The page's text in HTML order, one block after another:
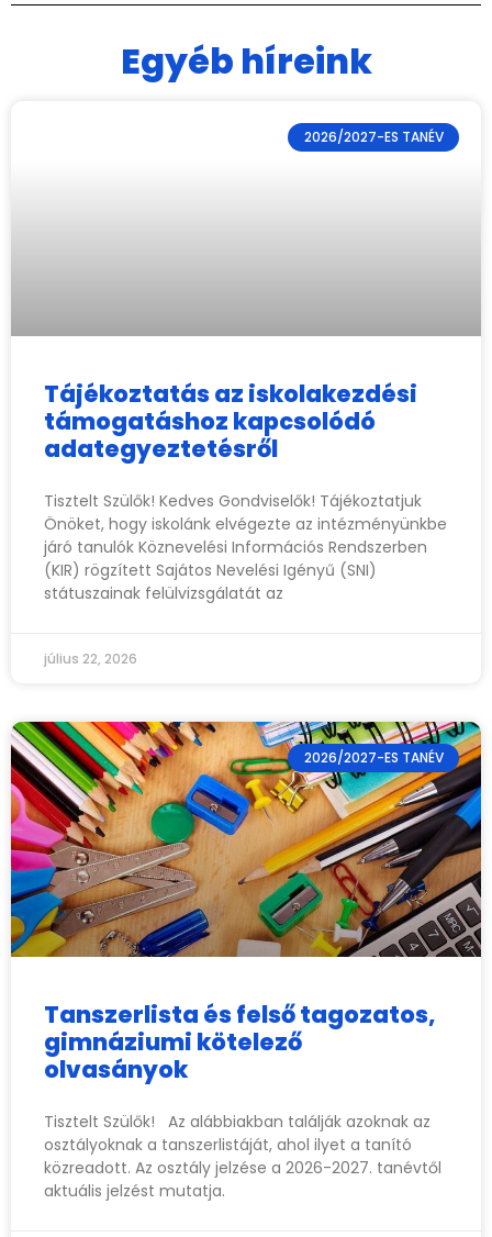
Egyéb híreink
2026/2027-ES TANÉV
Tájékoztatás az iskolakezdési
támogatáshoz kapcsolódó
adategyeztetésről
Tisztelt Szülők! Kedves Gondviselők! Tájékoztatjuk
Önöket, hogy iskolánk elvégezte az intézményünkbe
járó tanulók Köznevelési Információs Rendszerben
(KIR) rögzített Sajátos Nevelési Igényű (SNI)
státuszainak felülvizsgálatát az
július 22, 2026
2026/2027-ES TANÉV
Tanszerlista és felső tagozatos,
gimnáziumi kötelező
olvasányok
Tisztelt Szülők! Az alábbiakban találják azoknak az
osztályoknak a tanszerlistáját, ahol ilyet a tanító
közreadott. Az osztály jelzése a 2026-2027. tanévtől
aktuális jelzést mutatja.